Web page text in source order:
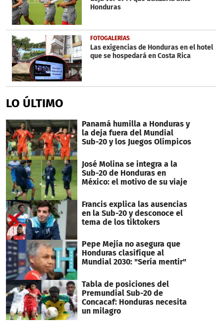
Honduras
FOTOGALERÍAS
Las exigencias de Honduras en el hotel
que se hospedará en Costa Rica
LO ÚLTIMO
Panamá humilla a Honduras y
la deja fuera del Mundial
Sub-20 y los Juegos Olímpicos
José Molina se integra a la
Sub-20 de Honduras en
México: el motivo de su viaje
Francis explica las ausencias
en la Sub-20 y desconoce el
tema de los tiktokers
Pepe Mejía no asegura que
Honduras clasifique al
Mundial 2030: "Sería mentir"
Tabla de posiciones del
Premundial Sub-20 de
Concacaf: Honduras necesita
un milagro